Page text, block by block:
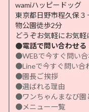
wamiハッピードッグ
東京都日野市程久保３
物公園徒歩2分
どうぞお気軽にお気軽
●電話で問い合わせ
●WEBで今すぐ問い合
●Lineで今すぐ問い合
●園長ご挨拶
●選ばれる理由
●ワンちゃんまなび園
●メニュー一覧